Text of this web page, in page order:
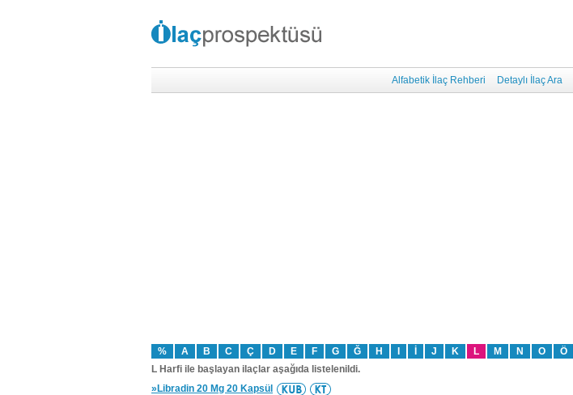
Alfabetik İlaç Rehberi
Detaylı İlaç Ara
% A B C Ç D E F G Ğ H J K L M N O Ö
L Harfi ile başlayan ilaçlar aşağıda listelenildi.
»Libradin 20 Mg 20 Kapsül